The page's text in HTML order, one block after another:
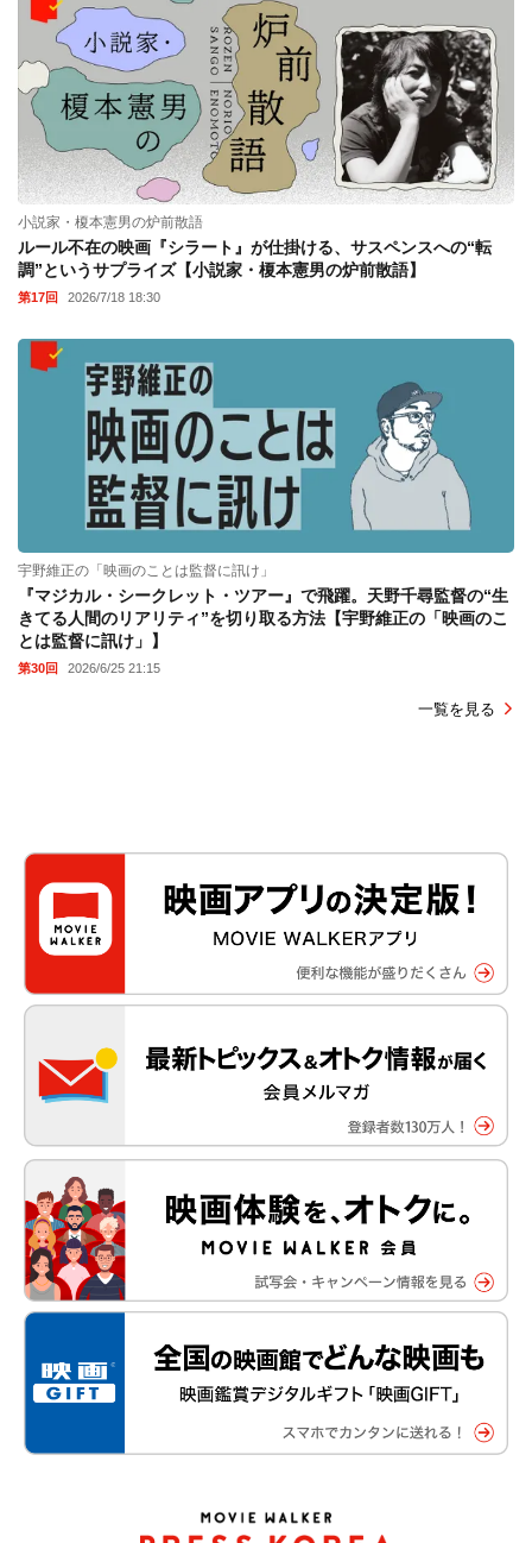
小説家・榎本憲男の炉前散語
ルール不在の映画『シラート』が仕掛ける、サスペンスへの“転
調”というサプライズ【小説家・榎本憲男の炉前散語】
第17回 2026/7/18 18:30
宇野維正の「映画のことは監督に訊け」
『マジカル・シークレット・ツアー』で飛躍。天野千尋監督の“生
きてる人間のリアリティ”を切り取る方法【宇野維正の「映画のこ
とは監督に訊け」】
第30回 2026/6/25 21:15
一覧を見る